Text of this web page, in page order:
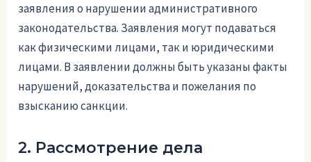
заявления о нарушении административного
законодательства. Заявления могут подаваться
как физическими лицами, так и юридическими
лицами. В заявлении должны быть указаны факты
нарушений, доказательства и пожелания по
взысканию санкции.
2. Рассмотрение дела